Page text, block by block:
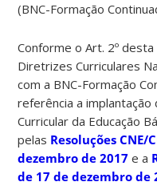
(BNC-Formação
Conforme o Art. 2º
Diretrizes Curriculares
com a BNC-Formação
referência a implantação
Curricular da Educação
pelas Resoluções CNE/
dezembro de 2017 e a
de 17 de dezembro de